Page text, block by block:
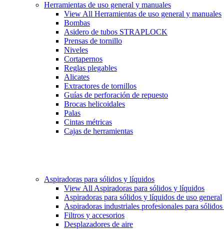
Herramientas de uso general y manuales
View All Herramientas de uso general y manuales
Bombas
Asidero de tubos STRAPLOCK
Prensas de tornillo
Niveles
Cortapernos
Reglas plegables
Alicates
Extractores de tornillos
Guías de perforación de repuesto
Brocas helicoidales
Palas
Cintas métricas
Cajas de herramientas
Aspiradoras para sólidos y líquidos
View All Aspiradoras para sólidos y líquidos
Aspiradoras para sólidos y líquidos de uso general
Aspiradoras industriales profesionales para
Filtros y accesorios
Desplazadores de aire